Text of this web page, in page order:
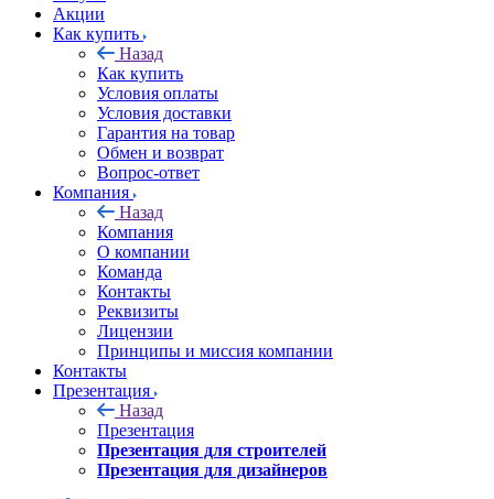
Акции
Как купить
Назад
Как купить
Условия оплаты
Условия доставки
Гарантия на товар
Обмен и возврат
Вопрос-ответ
Компания
Назад
Компания
О компании
Команда
Контакты
Реквизиты
Лицензии
Принципы и миссия компании
Контакты
Презентация
Назад
Презентация
Презентация для строителей
Презентация для дизайнеров